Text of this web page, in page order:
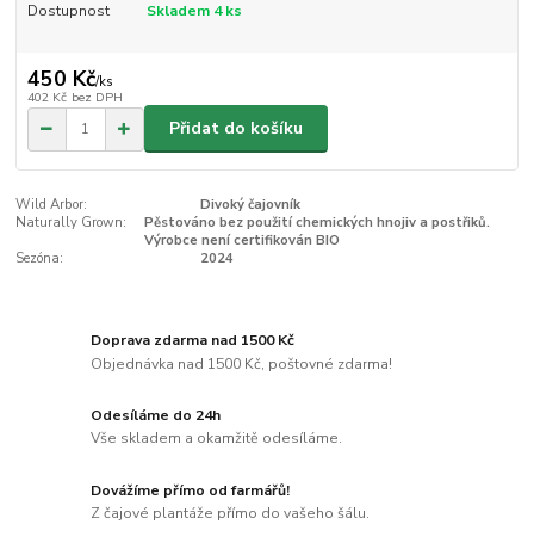
Dostupnost Skladem 4 ks
450 Kč/ks
402 Kč bez DPH
Přidat do košíku
Wild Arbor:
Divoký čajovník
Naturally Grown:
Pěstováno bez použití chemických hnojiv a postřiků.
Výrobce není certifikován BIO
Sezóna:
2024
Doprava zdarma nad 1500 Kč
Objednávka nad 1500 Kč, poštovné zdarma!
Odesíláme do 24h
Vše skladem a okamžitě odesíláme.
Dovážíme přímo od farmářů!
Z čajové plantáže přímo do vašeho šálu.